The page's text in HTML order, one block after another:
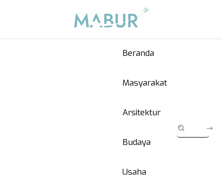
Beranda
Masyarakat
Arsitektur
Budaya
Usaha